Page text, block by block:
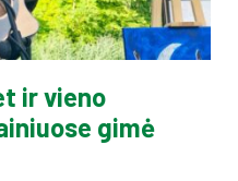
ir vieno
gimė